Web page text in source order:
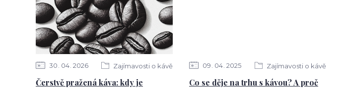
30 04 2026 Zajímavosti o kávě
Čerstvě pražená káva: kdy je
09 04 2025 Zajímavosti o kávě
Co se děje na trhu s kávou? A proč